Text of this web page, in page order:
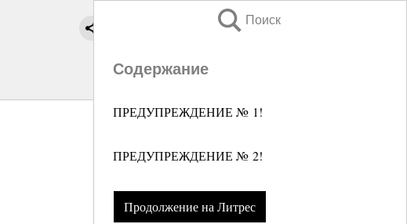
Поиск
Содержание
ПРЕДУПРЕЖДЕНИЕ № 1!
ПРЕДУПРЕЖДЕНИЕ № 2!
Продолжение на Литрес